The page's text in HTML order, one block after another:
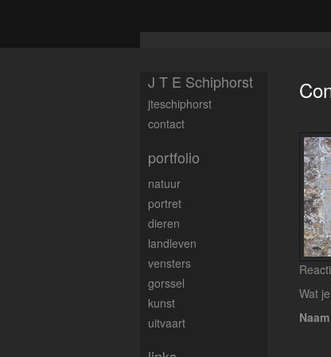
Wat
Naam
J T E Schiphorst
jteschiphorst
contact
portfolio
natuur
portret
dieren
landleven
vensters
gorssel
kunst
uitvaart